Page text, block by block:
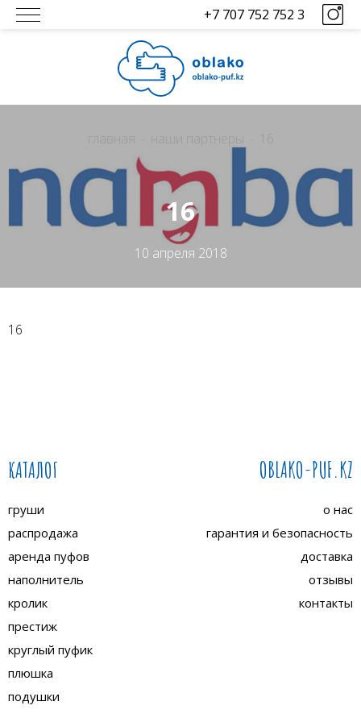
+7 707 752 752 3
наши партнеры
16
10 апреля 2018
16
КАТАЛОГ
груши
распродажа
аренда пуфов
наполнитель
кролик
престиж
круглый пуфик
плюшка
подушки
OBLAKO-PUF.KZ
о нас
гарантия и безопасность
доставка
отзывы
контакты